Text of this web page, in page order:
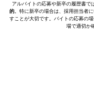
アルバイトの応募や新卒の履歴書で
的 。特に新卒の場合は、採用担当者
すことが大切です。バイトの応募の
場で適切か